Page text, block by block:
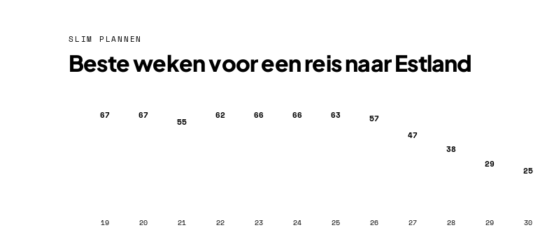
SLIM PLANNEN
Beste weken voor een reis naar Estland
67
19
67
20
55
21
62
22
66
23
66
24
63
25
57
26
47
27
38
28
29
29
25
30